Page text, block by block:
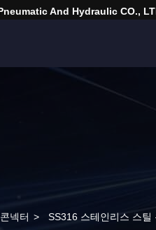
And Hydraulic CO.,
넥터 > SS316 스테인리스 스틸